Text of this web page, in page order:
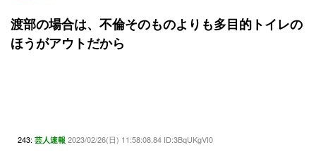
渡部の場合は、不倫そのものよりも多目的トイレの
ほうがアウトだから
243: 芸人速報 2023/02/26(日) 11:58:08.84 ID:3BqUKgVI0